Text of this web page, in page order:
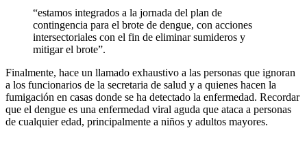
“estamos integrados a la jornada del plan de
contingencia para el brote de dengue, con acciones
intersectoriales con el fin de eliminar sumideros y
mitigar el brote”.
Finalmente, hace un llamado exhaustivo a las personas que ignoran
a los funcionarios de la secretaria de salud y a quienes hacen la
fumigación en casas donde se ha detectado la enfermedad. Recordar
que el dengue es una enfermedad viral aguda que ataca a personas
de cualquier edad, principalmente a niños y adultos mayores.